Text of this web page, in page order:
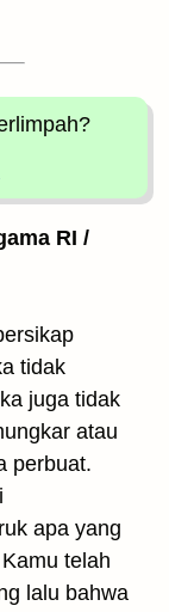
RI /
tidak
juga tidak
atau
perbuat.
apa yang
telah
lalu bahwa